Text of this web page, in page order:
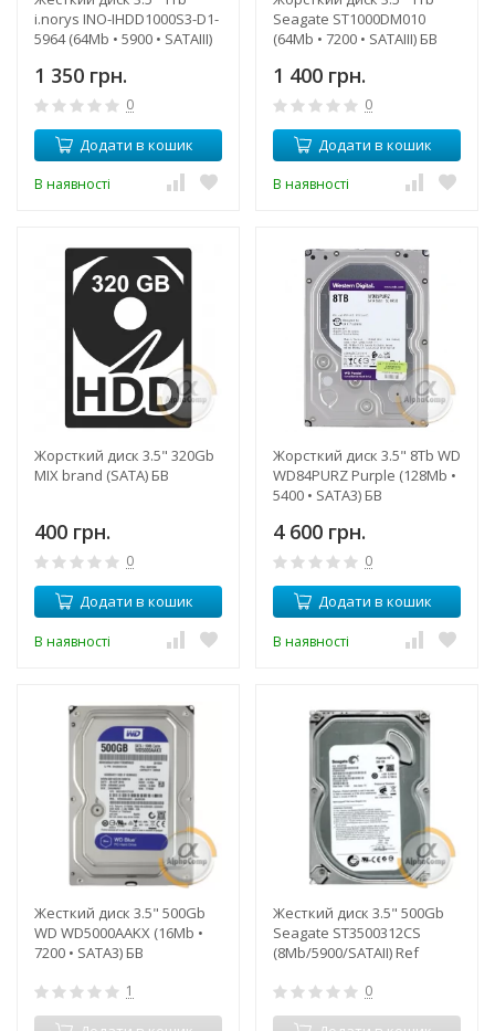
i.norys INO-IHDD1000S3-D1-
5964 (64Mb • 5900 • SATAIII)
1 350 грн.
0
Додати в кошик
В наявності
Seagate ST1000DM010
(64Mb • 7200 • SATAIII) БВ
1 400 грн.
0
Додати в кошик
В наявності
Жорсткий диск 3.5" 320Gb
MIX brand (SATA) БВ
400 грн.
0
Додати в кошик
В наявності
Жорсткий диск 3.5" 8Tb WD
WD84PURZ Purple (128Mb •
5400 • SATA3) БВ
4 600 грн.
0
Додати в кошик
В наявності
Жесткий диск 3.5" 500Gb
WD WD5000AAKX (16Mb •
7200 • SATA3) БВ
1
Жесткий диск 3.5" 500Gb
Seagate ST3500312CS
(8Mb/5900/SATAII) Ref
0